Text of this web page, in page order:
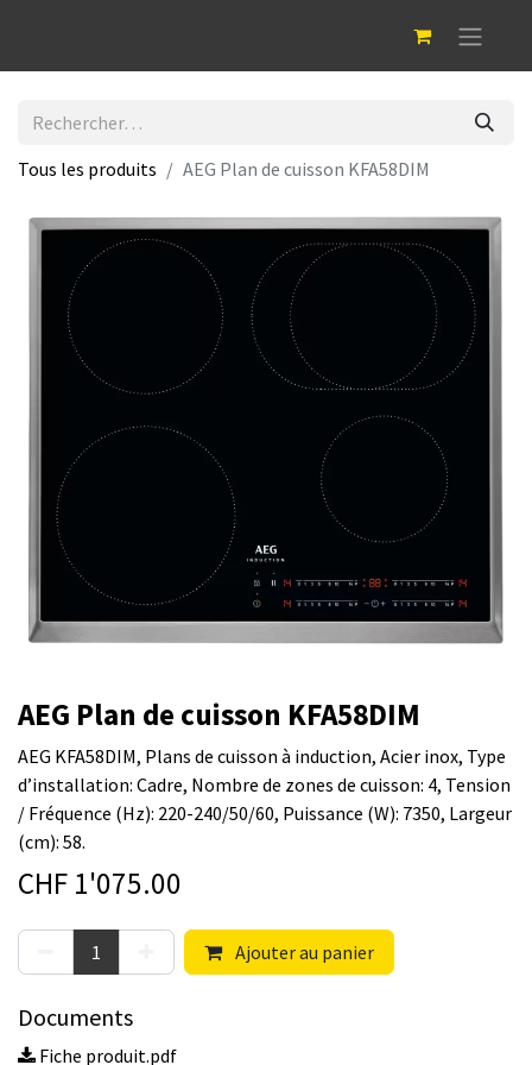
Tous les produits AEG Plan de cuisson KFA58DIM
AEG Plan de cuisson KFA58DIM
AEG KFA58DIM, Plans de cuisson à induction, Acier inox, Type
d’installation: Cadre, Nombre de zones de cuisson: 4, Tension
/ Fréquence (Hz): 220-240/50/60, Puissance (W): 7350, Largeur
(cm): 58.
CHF 1'075.00
Ajouter au panier
Documents
Fiche produit.pdf